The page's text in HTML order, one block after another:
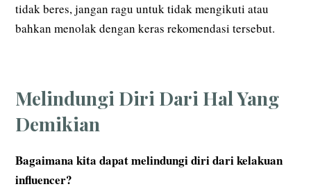
tidak beres, jangan ragu untuk tidak mengikuti atau
bahkan menolak dengan keras rekomendasi tersebut.
Melindungi Diri Dari Hal Yang
Demikian
Bagaimana kita dapat melindungi diri dari kelakuan
influencer?